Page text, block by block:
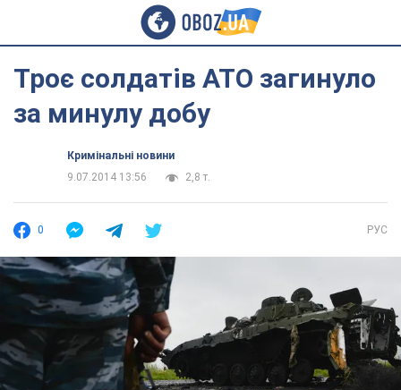
Троє солдатів АТО загинуло
за минулу добу
Кримінальні новини
9.07.2014 13:56
2,8 т.
0 РУС